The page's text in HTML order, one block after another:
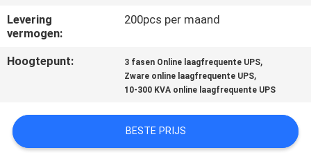
NIEUWS
VRAAG
OFFERTE
Levering
vermogen:
200pcs per maand
Hoogtepunt: 3 fasen Online laagfrequente UPS,
Zware online laagfrequente UPS,
10-300 KVA online laagfrequente UPS
BESTE PRIJS